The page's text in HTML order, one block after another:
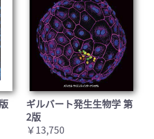
壁の線維化に相当する(→).
頭玲子先生の原図をもとに作
意による)
ギルバート発生生物学 第
2版
￥13,750